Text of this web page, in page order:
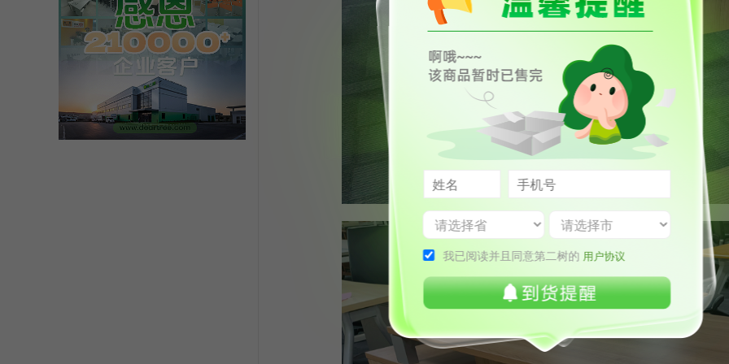
我已阅读并且同意第二树的 用户协议